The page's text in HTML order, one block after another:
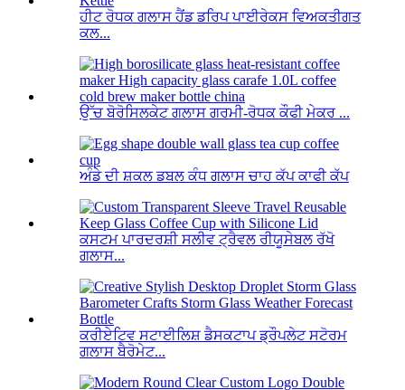
ਹੀਟ ਰੋਧਕ ਗਲਾਸ ਹੈਂਡ ਡਰਿਪ ਪਾਈਰੇਕਸ ਵਿਅਕਤੀਗਤ
ਕਲ...
ਉੱਚ ਬੋਰੋਸਿਲਕੇਟ ਗਲਾਸ ਗਰਮੀ-ਰੋਧਕ ਕੌਫੀ ਮੇਕਰ ...
ਅੰਡੇ ਦੀ ਸ਼ਕਲ ਡਬਲ ਕੰਧ ਗਲਾਸ ਚਾਹ ਕੱਪ ਕਾਫੀ ਕੱਪ
ਕਸਟਮ ਪਾਰਦਰਸ਼ੀ ਸਲੀਵ ਟ੍ਰੈਵਲ ਰੀਯੂਸੇਬਲ ਰੱਖੋ
ਗਲਾਸ...
ਕਰੀਏਟਿਵ ਸਟਾਈਲਿਸ਼ ਡੈਸਕਟਾਪ ਡ੍ਰੌਪਲੇਟ ਸਟੋਰਮ
ਗਲਾਸ ਬੈਰੋਮੇਟ...